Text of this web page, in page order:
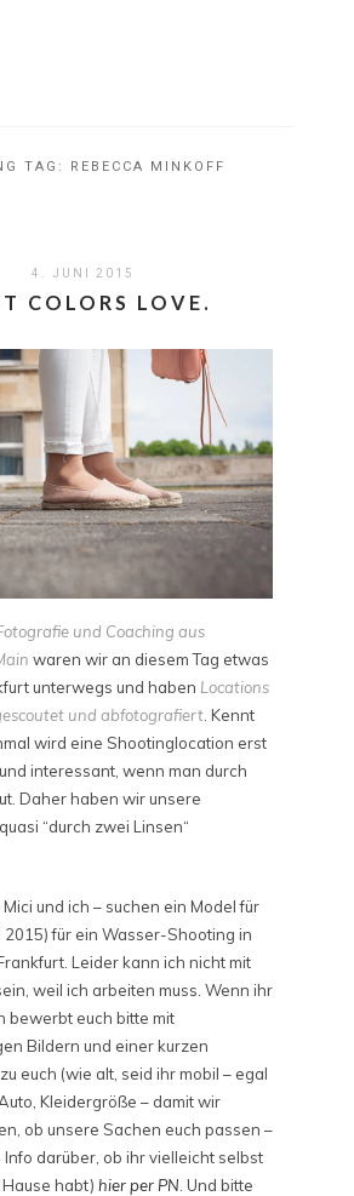
TAG: REBECCA MINKOFF
4. JUNI 2015
COLORS LOVE.
und Coaching aus
waren wir an diesem Tag etwas
unterwegs und haben Locations
und abfotografiert. Kennt
wird eine Shootinglocation erst
interessant, wenn man durch
Daher haben wir unsere
“durch zwei Linsen“
und ich – suchen ein Model für
2015) für ein Wasser-Shooting in
Leider kann ich nicht mit
weil ich arbeiten muss. Wenn ihr
bewerbt euch bitte mit
Bildern und einer kurzen
euch (wie alt, seid ihr mobil – egal
Kleidergröße – damit wir
ob unsere Sachen euch passen –
Info darüber, ob ihr vielleicht selbst
habt) hierper PN . Und bitte